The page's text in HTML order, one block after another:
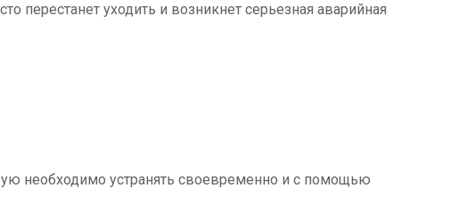
перестанет уходить и возникнет серьезная аварийная
необходимо устранять своевременно и с помощью